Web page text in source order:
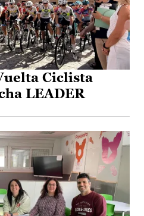
Ciclista
LEADER